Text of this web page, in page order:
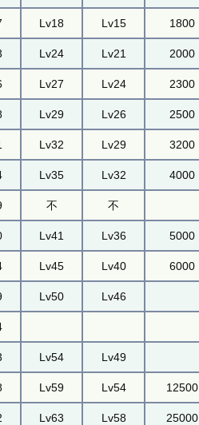
Lv18 Lv15 1800
Lv24 Lv21 2000
Lv27 Lv24 2300
Lv29 Lv26 2500
Lv32 Lv29 3200
Lv35 Lv32 4000
不 不
Lv41 Lv36 5000
Lv45 Lv40 6000
Lv50 Lv46
Lv54 Lv49
Lv59 Lv54 12500
Lv63 Lv58 25000